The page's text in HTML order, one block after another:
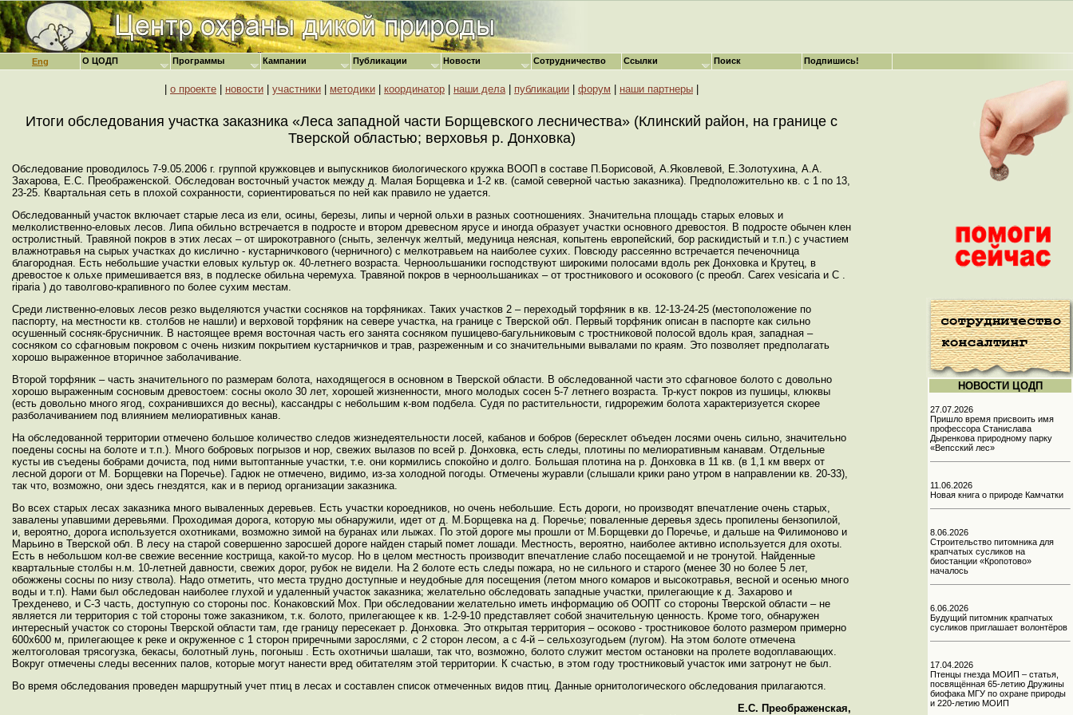
Eng
о проекте новости участники методики координатор наши дела| публикации форум наши партнеры
Итоги обследования участка заказника «Леса западной части Борщевского лесничества» (Клинский район, на границе с
Тверской областью; верховья р. Донховка)
Обследование проводилось 7-9.05.2006 г. группой кружковцев и выпускников биологического кружка ВООП в составе П.Борисовой, А.Яковлевой, Е.Золотухина, А.А.
Захарова, Е.С. Преображенской. Обследован восточный участок между д. Малая Борщевка и 1-2 кв. (самой северной частью заказника). Предположительно кв. с 1 по 13,
23-25. Квартальная сеть в плохой сохранности, сориентироваться по ней как правило не удается.
Обследованный участок включает старые леса из ели, осины, березы, липы и черной ольхи в разных соотношениях. Значительна площадь старых еловых и
мелколиственно-еловых лесов. Липа обильно встречается в подросте и втором древесном ярусе и иногда образует участки основного древостоя. В подросте обычен клен
остролистный. Травяной покров в этих лесах – от широкотравного (сныть, зеленчук желтый, медуница неясная, копытень европейский, бор раскидистый и т.п.) с участием
влажнотравья на сырых участках до кислично - кустарничкового (черничного) с мелкотравьем на наиболее сухих. Повсюду рассеянно встречается печеночница
благородная. Есть небольшие участки еловых культур ок. 40-летнего возраста. Черноольшаники господствуют широкими полосами вдоль рек Донховка и Крутец, в
древостое к ольхе примешивается вяз, в подлеске обильна черемуха. Травяной покров в черноольшаниках – от тростникового и осокового (с преобл. Carex vesicaria и C .
riparia ) до таволгово-крапивного по более сухим местам.
Среди лиственно-еловых лесов резко выделяются участки сосняков на торфяниках. Таких участков 2 – переходый торфяник в кв. 12-13-24-25 (местоположение по
паспорту, на местности кв. столбов не нашли) и верховой торфяник на севере участка, на границе с Тверской обл. Первый торфяник описан в паспорте как сильно
осушенный сосняк-брусничник. В настоящее время восточная часть его занята сосняком пушицево-багульниковым с тростниковой полосой вдоль края, западная –
сосняком со сфагновым покровом с очень низким покрытием кустарничков и трав, разреженным и со значительными вывалами по краям. Это позволяет предполагать
хорошо выраженное вторичное заболачивание.
Второй торфяник – часть значительного по размерам болота, находящегося в основном в Тверской области. В обследованной части это сфагновое болото с довольно
хорошо выраженным сосновым древостоем: сосны около 30 лет, хорошей жизненности, много молодых сосен 5-7 летнего возраста. Тр-куст покров из пушицы, клюквы
(есть довольно много ягод, сохранившихся до весны), кассандры с небольшим к-вом подбела. Судя по растительности, гидрорежим болота характеризуется скорее
разболачиванием под влиянием мелиоративных канав.
На обследованной территории отмечено большое количество следов жизнедеятельности лосей, кабанов и бобров (бересклет объеден лосями очень сильно, значительно
поедены сосны на болоте и т.п.). Много бобровых погрызов и нор, свежих вылазов по всей р. Донховка, есть следы, плотины по мелиоративным канавам. Отдельные
кусты ив съедены бобрами дочиста, под ними вытоптанные участки, т.е. они кормились спокойно и долго. Большая плотина на р. Донховка в 11 кв. (в 1,1 км вверх от
лесной дороги от М. Борщевки на Поречье). Гадюк не отмечено, видимо, из-за холодной погоды. Отмечены журавли (слышали крики рано утром в направлении кв. 20-33),
так что, возможно, они здесь гнездятся, как и в период организации заказника.
Во всех старых лесах заказника много вываленных деревьев. Есть участки короедников, но очень небольшие. Есть дороги, но производят впечатление очень старых,
завалены упавшими деревьями. Проходимая дорога, которую мы обнаружили, идет от д. М.Борщевка на д. Поречье; поваленные деревья здесь пропилены бензопилой,
и, вероятно, дорога используется охотниками, возможно зимой на буранах или лыжах. По этой дороге мы прошли от М.Борщевки до Поречье, и дальше на Филимоново и
Марьино в Тверской обл. В лесу на старой совершенно заросшей дороге найден старый помет лошади. Местность, вероятно, наиболее активно используется для охоты.
Есть в небольшом кол-ве свежие весенние кострища, какой-то мусор. Но в целом местность производит впечатление слабо посещаемой и не тронутой. Найденные
квартальные столбы н.м. 10-летней давности, свежих дорог, рубок не видели. На 2 болоте есть следы пожара, но не сильного и старого (менее 30 но более 5 лет,
обожжены сосны по низу ствола). Надо отметить, что места трудно доступные и неудобные для посещения (летом много комаров и высокотравья, весной и осенью много
воды и т.п). Нами был обследован наиболее глухой и удаленный участок заказника; желательно обследовать западные участки, прилегающие к д. Захарово и
Трехденево, и С-З часть, доступную со стороны пос. Конаковский Мох. При обследовании желательно иметь информацию об ООПТ со стороны Тверской области – не
является ли территория с той стороны тоже заказником, т.к. болото, прилегающее к кв. 1-2-9-10 представляет собой значительную ценность. Кроме того, обнаружен
интересный участок со стороны Тверской области там, где границу пересекает р. Донховка. Это открытая территория – осоково - тростниковое болото размером примерно
600х600 м, прилегающее к реке и окруженное с 1 сторон приречными зарослями, с 2 сторон лесом, а с 4-й – сельхозугодьем (лугом). На этом болоте отмечена
желтоголовая трясогузка, бекасы, болотный лунь, погоныш . Есть охотничьи шалаши, так что, возможно, болото служит местом остановки на пролете водоплавающих.
Вокруг отмечены следы весенних палов, которые могут нанести вред обитателям этой территории. К счастью, в этом году тростниковый участок ими затронут не был.
Во время обследования проведен маршрутный учет птиц в лесах и составлен список отмеченных видов птиц. Данные орнитологического обследования прилагаются.
Е.С. Преображенская,
НОВОСТИ ЦОДП
27.07.2026
Пришло время присвоить имя
профессора Станислава
Дыренкова природному парку
«Вепсский лес»
11.06.2026
Новая книга о природе Камчатки
8.06.2026
Строительство питомника для
крапчатых сусликов на
биостанции «Кропотово»
началось
6.06.2026
Будущий питомник крапчатых
сусликов приглашает волонтёров
17.04.2026
Птенцы гнезда МОИП – статья,
посвящённая 65-летию Дружины
биофака МГУ по охране природы
и 220-летию МОИП
О ЦОДП Программы Кампании Публикации Новости Сотрудничество Ссылки Поиск Подпишись!